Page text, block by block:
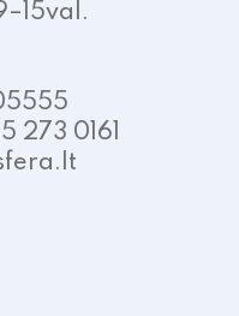
273 0161